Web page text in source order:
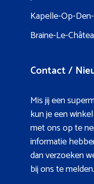
Kapelle-Op-
Braine-Le-
Contact /
Mis jij een
kun je een
met ons op te
informatie
dan verzoeken
bij ons te melden.